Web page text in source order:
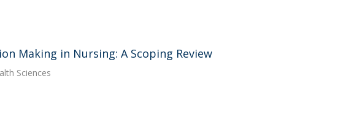
Making in Nursing: A Scoping Review
Sciences